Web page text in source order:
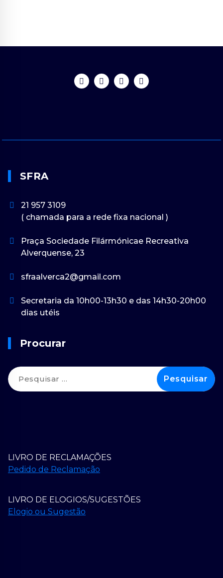
SFRA
21 957 3109
( chamada para a rede fixa nacional )
Praça Sociedade Filármónicae Recreativa
Alverquense, 23
sfraalverca2@gmail.com
Secretaria da 10h00-13h30 e das 14h30-20h00
dias utéis
Procurar
Pesquisar
por:
LIVRO DE RECLAMAÇÕES
Pedido de Reclamação
LIVRO DE ELOGIOS/SUGESTÕES
Elogio ou Sugestão